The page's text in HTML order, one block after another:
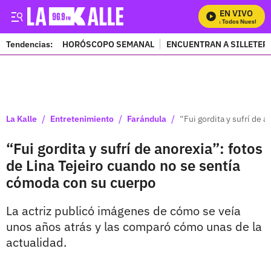
EN VIVO
Mira Todos Nuestros
Tendencias: HORÓSCOPO SEMANAL ENCUENTRAN A
La Kalle / Entretenimiento / Farándula / “Fui gordita y sufrí de
“Fui gordita y sufrí de anorexia”: fotos
de Lina Tejeiro cuando no se sentía
cómoda con su cuerpo
La actriz publicó imágenes de cómo se veía
unos años atrás y las comparó cómo unas de la
actualidad.